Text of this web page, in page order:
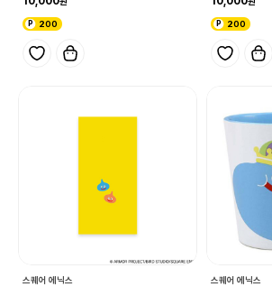
200 200
스퀘어 에닉스 스퀘어 에닉스